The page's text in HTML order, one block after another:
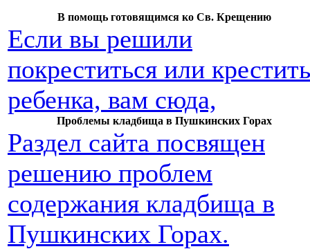
В помощь готовящимся ко Св. Крещению
Если вы решили
покреститься или крестить
ребенка, вам сюда,
Проблемы кладбища в Пушкинских Горах
Раздел сайта посвящен
решению проблем
содержания кладбища в
Пушкинских Горах.